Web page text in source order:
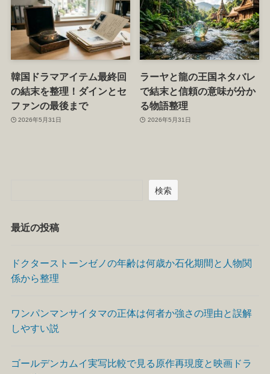
韓国ドラマアイテム最終回
の結末を整理！ダインとセ
ファンの最後まで
2026年5月31日
ラーヤと龍の王国ネタバレ
で結末と信頼の意味が分か
る物語整理
2026年5月31日
検索
最近の投稿
ドクターストーンゼノの年齢は何歳か石化期間と人物関
係から整理
ワンパンマンサイタマの正体は何者か強さの理由と誤解
しやすい説
ゴールデンカムイ実写比較で見る原作再現度と映画ドラ